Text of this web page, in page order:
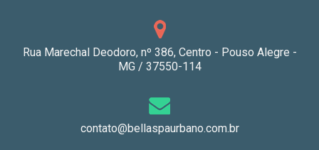
Rua Marechal Deodoro, nº 386, Centro - Pouso Alegre -
MG / 37550-114
contato@bellaspaurbano.com.br